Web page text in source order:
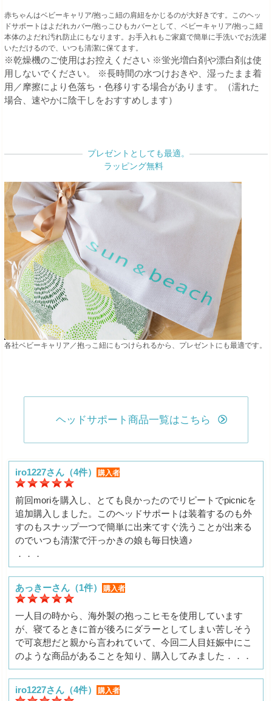
赤ちゃんはベビーキャリア/抱っこ紐の肩紐をかじるのが大好きです。このヘッ
ドサポートはよだれカバー/抱っこひもカバーとして、ベビーキャリア/抱っこ紐
本体のよだれ汚れ防止にもなります。お手入れもご家庭で簡単に手洗いでお洗濯
いただけるので、いつも清潔に保てます。
※乾燥機のご使用はお控えください ※蛍光増白剤や漂白剤は使
用しないでください。
※長時間の水つけおきや、湿ったまま着
用／摩擦により色落ち・色移りする場合があります。（濡れた
場合、速やかに陰干しをおすすめします）
プレゼントとしても最適。
ラッピング無料
各社ベビーキャリア／抱っこ紐にもつけられるから、プレゼントにも最適です。
ヘッドサポート商品一覧はこちら
iro1227さん（4件） 購入者
前回moriを購入し、とても良かったのでリピートでpicnicを
追加購入しました。このヘッドサポートは装着するのも外
すのもスナップ一つで簡単に出来てすぐ洗うことが出来る
のでいつも清潔で汗っかきの娘も毎日快適♪
．．．
あっきーさん（1件） 購入者
一人目の時から、海外製の抱っこヒモを使用しています
が、寝てるときに首が後ろにダラーとしてしまい苦しそう
で可哀想だと親から言われていて、今回二人目妊娠中にこ
のような商品があることを知り、購入してみました．．．
iro1227さん（4件） 購入者